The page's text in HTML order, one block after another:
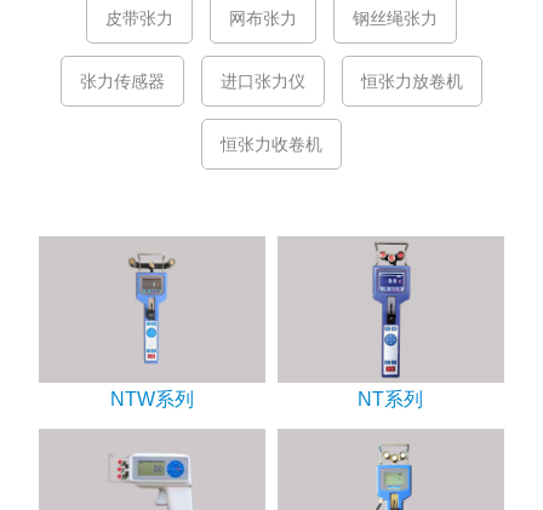
皮带张力 网布张力 钢丝绳张力
张力传感器 进口张力仪 恒张力放卷机
恒张力收卷机
NTW系列 NT系列